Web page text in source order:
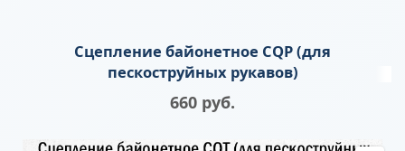
Сцепление байонетное CQP (для
пескоструйных рукавов)
660 руб.